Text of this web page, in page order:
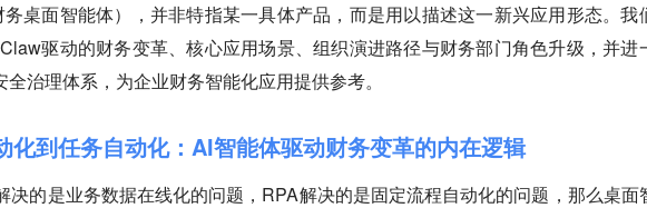
桌面智能体），并非特指某一具体产品，而是用以描述这一新兴应用形态。我
驱动的财务变革、核心应用场景、组织演进路径与财务部门角色升级，并进
全治理体系，为企业财务智能化应用提供参考。
化到任务自动化：AI智能体驱动财务变革的内在逻辑
决的是业务数据在线化的问题，RPA解决的是固定流程自动化的问题，那么桌面